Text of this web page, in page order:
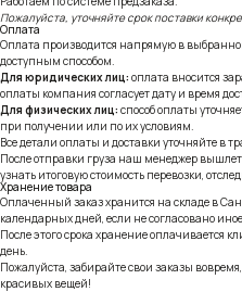
Пожалуйста, уточняйте срок поставки
Оплата
Оплата производится напрямую в
доступным способом.
Для юридических лиц: оплата вносится
оплаты компания согласует дату и время
Для физических лиц: способ оплаты
при получении или по их условиям.
Все детали оплаты и доставки уточняйте в
После отправки груза наш менеджер
узнать итоговую стоимость перевозки,
Хранение товара
Оплаченный заказ хранится на складе в
календарных дней, если не согласовано
После этого срока хранение оплачивается
день.
Пожалуйста, забирайте свои заказы
красивых вещей!